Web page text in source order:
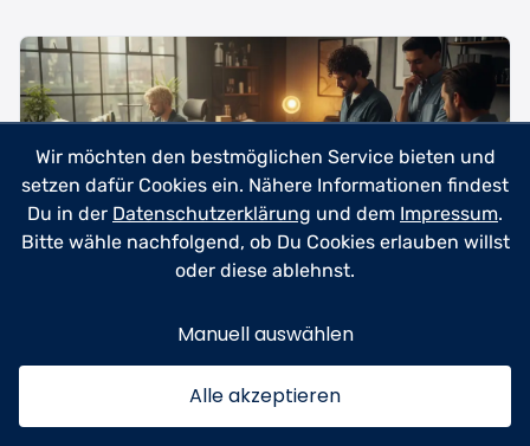
Beauty & Kosmetik
Tattoo-Entfernungsgerät kaufen –
Wir möchten den bestmöglichen Service bieten und
setzen dafür Cookies ein. Nähere Informationen findest
Du in der Datenschutzerklärung und dem Impressum.
Bitte wähle nachfolgend, ob Du Cookies erlauben willst
oder diese ablehnst.
Manuell auswählen
Alle akzeptieren